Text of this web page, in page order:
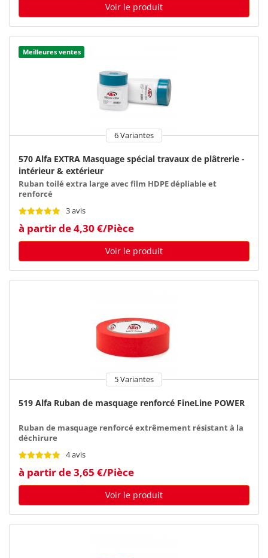
Voir le produit
Meilleures ventes
6 Variantes
570 Alfa EXTRA Masquage spécial travaux de plâtrerie -
intérieur & extérieur
Ruban toilé extra large avec film HDPE dépliable et
renforcé
3 avis
à partir de 4,30 €/Pièce
Voir le produit
5 Variantes
519 Alfa Ruban de masquage renforcé FineLine POWER
Ruban de masquage renforcé extrêmement résistant à la
déchirure
4 avis
à partir de 3,65 €/Pièce
Voir le produit